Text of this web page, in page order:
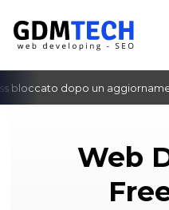
bloccato dopo un
‹
Web